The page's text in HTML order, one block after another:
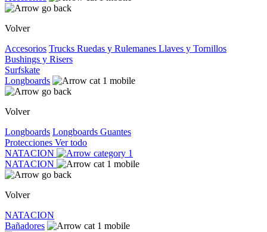
Volver
Accesorios Trucks Ruedas y Rulemanes Llaves y Tornillos
Bushings y Risers
Surfskate
Longboards
Volver
Longboards Longboards Guantes
Protecciones Ver todo
NATACION
NATACION
Volver
NATACION
Bañadores